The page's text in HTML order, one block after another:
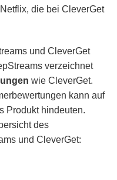
die bei CleverGet
und CleverGet
verzeichnet
wie CleverGet.
kann auf
Produkt hindeuten.
des
und CleverGet: